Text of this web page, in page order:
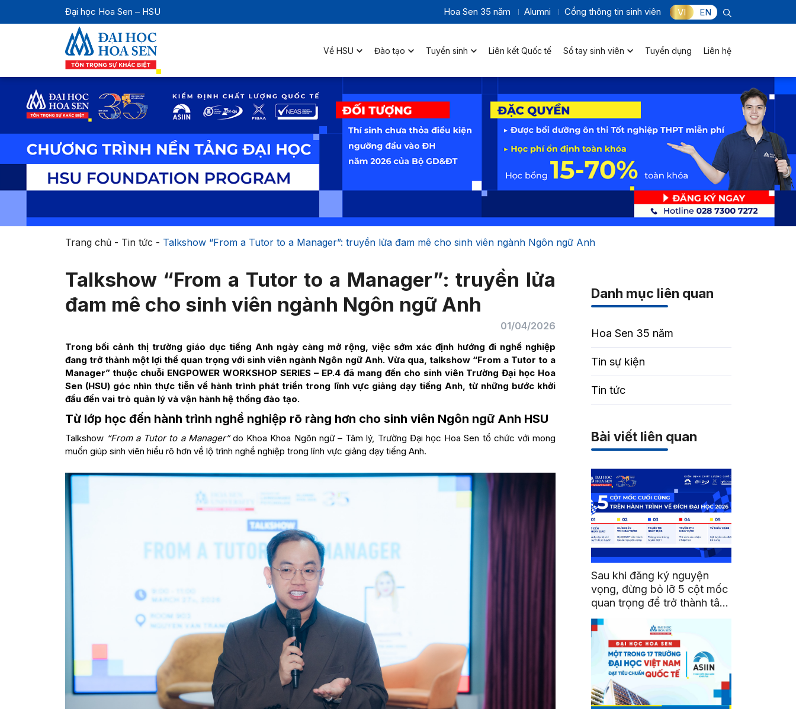
Đại học Hoa Sen – HSU Hoa Sen 35 năm Alumni Cổng thông tin sinh viên VI EN
Về HSU Đào tạo Tuyển sinh Liên kết Quốc tế Sổ tay sinh viên Tuyển dụng Liên hệ
Trang chủ- Tin tức - Talkshow “From a Tutor to a Manager”: truyền lửa đam mê cho sinh viên ngành Ngôn ngữ Anh
Talkshow “From a Tutor to a Manager”: truyền lửa
đam mê cho sinh viên ngành Ngôn ngữ Anh
01/04/2026
Trong bối cảnh thị trường giáo dục tiếng Anh ngày càng mở rộng, việc sớm xác định hướng đi nghề nghiệp
đang trở thành một lợi thế quan trọng với sinh viên ngành Ngôn ngữ Anh. Vừa qua, talkshow “From a Tutor to a
Manager” thuộc chuỗi ENGPOWER WORKSHOP SERIES – EP.4 đã mang đến cho sinh viên Trường Đại học Hoa
Sen (HSU) góc nhìn thực tiễn về hành trình phát triển trong lĩnh vực giảng dạy tiếng Anh, từ những bước khởi
đầu đến vai trò quản lý và vận hành hệ thống đào tạo.
Từ lớp học đến hành trình nghề nghiệp rõ ràng hơn cho sinh viên Ngôn ngữ Anh HSU
Talkshow “From a Tutor to a Manager”do Khoa Khoa Ngôn ngữ – Tâm lý, Trường Đại học Hoa Sen tổ chức với mong
muốn giúp sinh viên hiểu rõ hơn về lộ trình nghề nghiệp trong lĩnh vực giảng dạy tiếng Anh.
Danh mục liên quan
Hoa Sen 35 năm
Tin sự kiện
Tin tức
Bài viết liên quan
Sau khi đăng ký nguyện
vọng, đừng bỏ lỡ 5 cột mốc
quan trọng để trở thành tân
sinh viên HSU